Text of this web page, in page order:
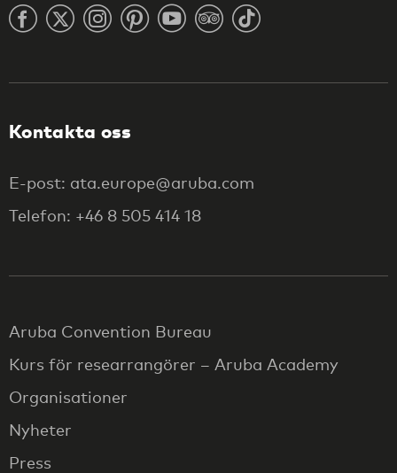
Kontakta oss
E-post: ata.europe@aruba.com
Telefon: +46 8 505 414 18
Aruba Convention Bureau
Kurs för researrangörer – Aruba Academy
Organisationer
Nyheter
Press